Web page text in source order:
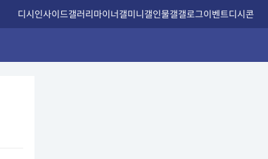
디시인사이드갤러리마이너갤미니갤인물갤갤로그이벤트디시콘